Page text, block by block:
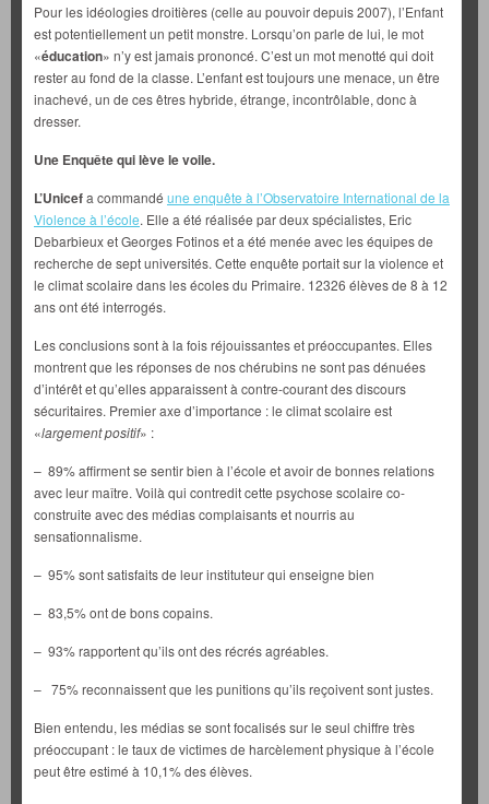
Pour les idéologies droitières (celle au pouvoir depuis 2007), l’Enfant
est potentiellement un petit monstre. Lorsqu’on parle de lui, le mot
«éducation» n’y est jamais prononcé. C’est un mot menotté qui doit
rester au fond de la classe. L’enfant est toujours une menace, un être
inachevé, un de ces êtres hybride, étrange, incontrôlable, donc à
dresser.
Une Enquête qui lève le voile.
L’Unicefa commandé une enquête à l’Observatoire International de la
Violence à l’école. Elle a été réalisée par deux spécialistes, Eric
Debarbieux et Georges Fotinos et a été menée avec les équipes de
recherche de sept universités. Cette enquête portait sur la violence et
le climat scolaire dans les écoles du Primaire. 12326 élèves de 8 à 12
ans ont été interrogés.
Les conclusions sont à la fois réjouissantes et préoccupantes. Elles
montrent que les réponses de nos chérubins ne sont pas dénuées
d’intérêt et qu’elles apparaissent à contre-courant des discours
sécuritaires. Premier axe d’importance : le climat scolaire est
«largement positif» :
– 89% affirment se sentir bien à l’école et avoir de bonnes relations
avec leur maître. Voilà qui contredit cette psychose scolaire co-
construite avec des médias complaisants et nourris au
sensationnalisme.
– 95% sont satisfaits de leur instituteur qui enseigne bien
– 83,5% ont de bons copains.
– 93% rapportent qu’ils ont des récrés agréables.
– 75% reconnaissent que les punitions qu’ils reçoivent sont justes.
Bien entendu, les médias se sont focalisés sur le seul chiffre très
préoccupant : le taux de victimes de harcèlement physique à l’école
peut être estimé à 10,1% des élèves.